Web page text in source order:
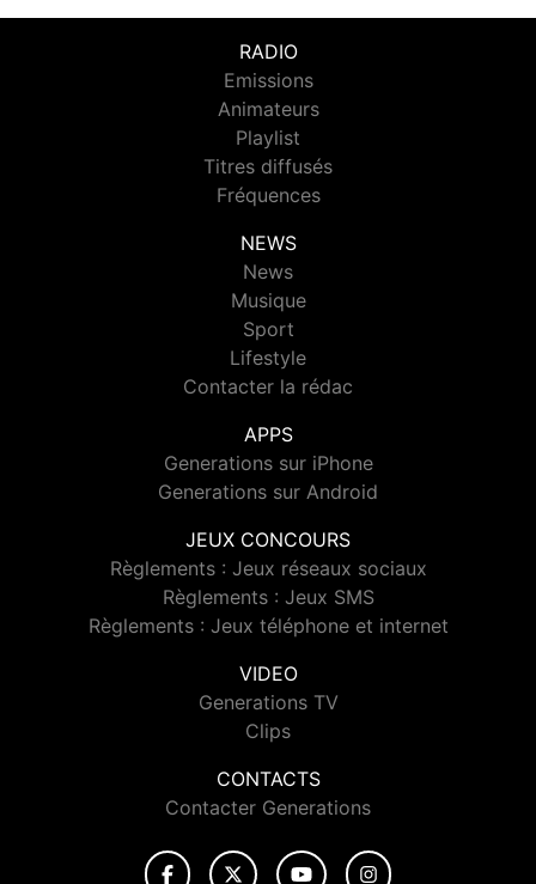
RADIO
Emissions
Animateurs
Playlist
Titres diffusés
Fréquences
NEWS
News
Musique
Sport
Lifestyle
Contacter la rédac
APPS
Generations sur iPhone
Generations sur Android
JEUX CONCOURS
Règlements : Jeux réseaux sociaux
Règlements : Jeux SMS
Règlements : Jeux téléphone et internet
VIDEO
Generations TV
Clips
CONTACTS
Contacter Generations